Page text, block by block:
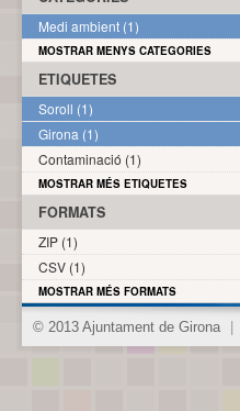
Medi ambient (1)
MOSTRAR MENYS CATEGORIES
ETIQUETES
Soroll (1)
Girona (1)
Contaminació (1)
MOSTRAR MÉS ETIQUETES
FORMATS
ZIP (1)
CSV (1)
MOSTRAR MÉS FORMATS
© 2013 Ajuntament de Girona